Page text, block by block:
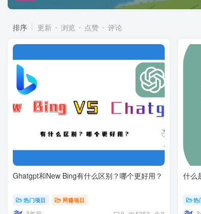
排序 更新 浏览 点赞 评论
Ghatgpt和New Bing有什么区别？哪个更好用？
热门项目 网赚项目
什么
热